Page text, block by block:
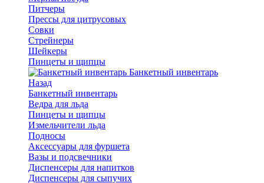
Питчеры
Прессы для цитрусовых
Совки
Стрейнеры
Шейкеры
Пинцеты и щипцы
Банкетный инвентарь
Назад
Банкетный инвентарь
Ведра для льда
Пинцеты и щипцы
Измельчители льда
Подносы
Аксессуары для фуршета
Вазы и подсвечники
Диспенсеры для напитков
Диспенсеры для сыпучих